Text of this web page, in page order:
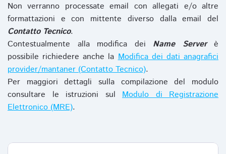
Non verranno processate email con allegati e/o altre
formattazioni e con mittente diverso dalla email del
Contatto Tecnico.
Contestualmente alla modifica dei Name Serverè
possibile richiedere anche laModifica dei dati anagrafici
provider/mantaner (Contatto Tecnico).
Per maggiori dettagli sulla compilazione del modulo
consultare le istruzioni sul Modulo di Registrazione
Elettronico (MRE).